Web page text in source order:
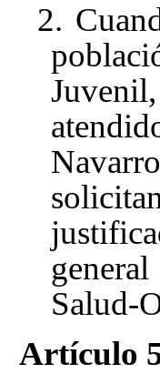
2.
Salud-
Artículo